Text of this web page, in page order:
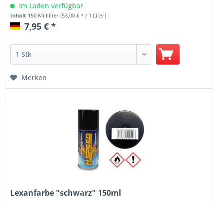
Im Laden verfügbar
Inhalt 150 Milliliter(53,00 € * / 1 Liter)
7,95 € *
Merken
Lexanfarbe "schwarz" 150ml